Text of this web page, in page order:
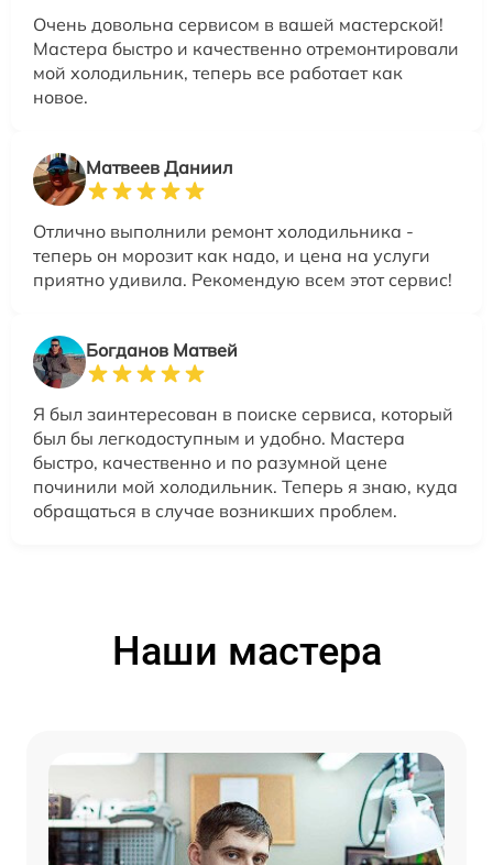
Очень довольна сервисом в вашей мастерской!
Мастера быстро и качественно отремонтировали
мой холодильник, теперь все работает как
новое.
Матвеев Даниил
Отлично выполнили ремонт холодильника -
теперь он морозит как надо, и цена на услуги
приятно удивила. Рекомендую всем этот сервис!
Богданов Матвей
Я был заинтересован в поиске сервиса, который
был бы легкодоступным и удобно. Мастера
быстро, качественно и по разумной цене
починили мой холодильник. Теперь я знаю, куда
обращаться в случае возникших проблем.
Наши мастера